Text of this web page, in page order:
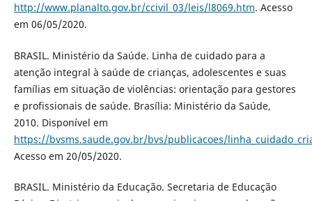
http://www.planalto.gov.br/ccivil_03/leis/l8069.htm. Acesso
em 06/05/2020.
BRASIL. Ministério da Saúde. Linha de cuidado para a
atenção integral à saúde de crianças, adolescentes e suas
famílias em situação de violências: orientação para gestores
e profissionais de saúde. Brasília: Ministério da Saúde,
2010. Disponível em
https://bvsms.saude.gov.br/bvs/publicacoes/
Acesso em 20/05/2020.
BRASIL. Ministério da Educação. Secretaria de Educação